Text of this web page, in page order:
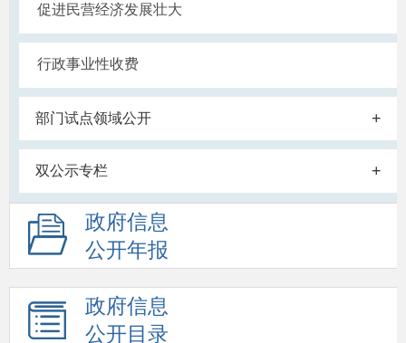
促进民营经济发展壮大
行政事业性收费
部门试点领域公开 +
双公示专栏 +
政府信息
公开年报
政府信息
公开目录